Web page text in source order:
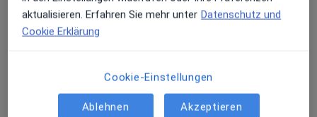
aktualisieren. Erfahren Sie mehr unter Datenschutz und
Cookie Erklärung
Cookie-Einstellungen
Ablehnen Akzeptieren